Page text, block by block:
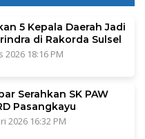
5 Kepala Daerah Jadi
di Rakorda Sulsel
2026 18:16 PM
Serahkan SK PAW
Pasangkayu
2026 16:32 PM